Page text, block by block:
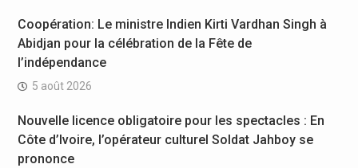
Coopération: Le ministre Indien Kirti Vardhan Singh à
Abidjan pour la célébration de la Fête de
l’indépendance
5 août 2026
Nouvelle licence obligatoire pour les spectacles : En
Côte d’Ivoire, l’opérateur culturel Soldat Jahboy se
prononce